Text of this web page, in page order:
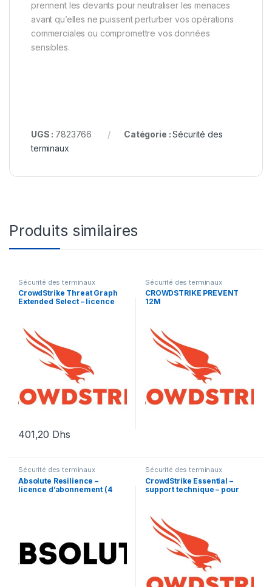
prennent les devants pour neutraliser les menaces
avant qu’elles ne puissent perturber vos opérations
commerciales ou compromettre vos données
sensibles.
UGS : 7823766 Catégorie :Sécurité des
terminaux
Produits similaires
Sécurité des terminaux
CrowdStrike Threat Graph
Extended Select – licence
401,20 Dhs
Sécurité des terminaux
CROWDSTRIKE PREVENT
12M
Sécurité des terminaux
Absolute Resilience –
licence d’abonnement (4
Sécurité des terminaux
CrowdStrike Essential –
support technique – pour